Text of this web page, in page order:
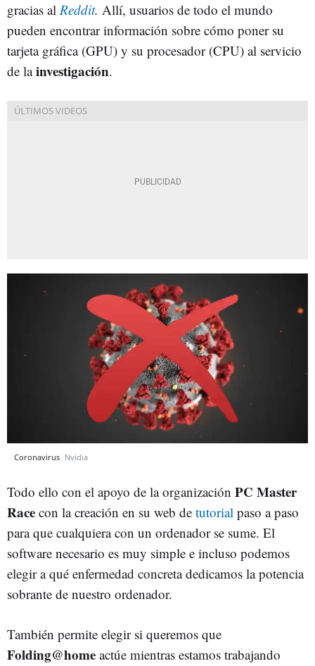
gracias al Reddit. Allí, usuarios de todo el mundo
pueden encontrar información sobre cómo poner su
tarjeta gráfica (GPU) y su procesador (CPU) al servicio
de lainvestigación.
Coronavirus Nvidia
Todo ello con el apoyo de la organización PC Master
Race con la creación en su web de tutorial paso a paso
para que cualquiera con un ordenador se sume. El
software necesario es muy simple e incluso podemos
elegir a qué enfermedad concreta dedicamos la potencia
sobrante de nuestro ordenador.
También permite elegir si queremos que
Folding@home actúe mientras estamos trabajando